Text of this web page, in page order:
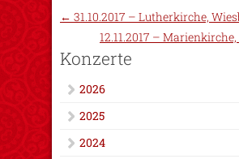
← 31.10.2017 – Lutherkirche,
12.11.2017 –
Konzerte
2026
2025
2024